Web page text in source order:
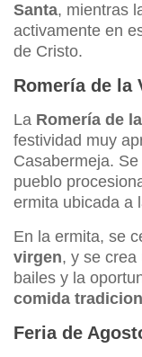
Santa, mientras
activamente en
de Cristo.
Romería de la
La Romería de
festividad muy
Casabermeja.
pueblo
ermita ubicada a
En la ermita, se
virgen, y se crea
bailes y la
comida
Feria de